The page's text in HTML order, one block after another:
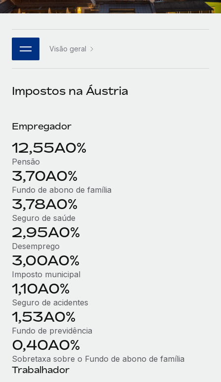
日本語
한국어
中文（简体）
Visão geral
Impostos na Áustria
Empregador
12,55A0%
Pensão
3,70A0%
Fundo de abono de família
3,78A0%
Seguro de saúde
2,95A0%
Desemprego
3,00A0%
Imposto municipal
1,10A0%
Seguro de acidentes
1,53A0%
Fundo de previdência
0,40A0%
Sobretaxa sobre o Fundo de abono de família
Trabalhador